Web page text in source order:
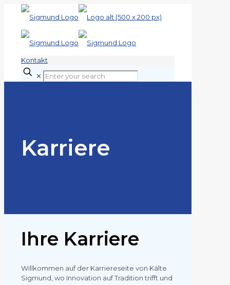
Kontakt
✕
Karriere
Ihre Karriere
Willkommen auf der Karriereseite von Kälte
Sigmund, wo Innovation auf Tradition trifft und